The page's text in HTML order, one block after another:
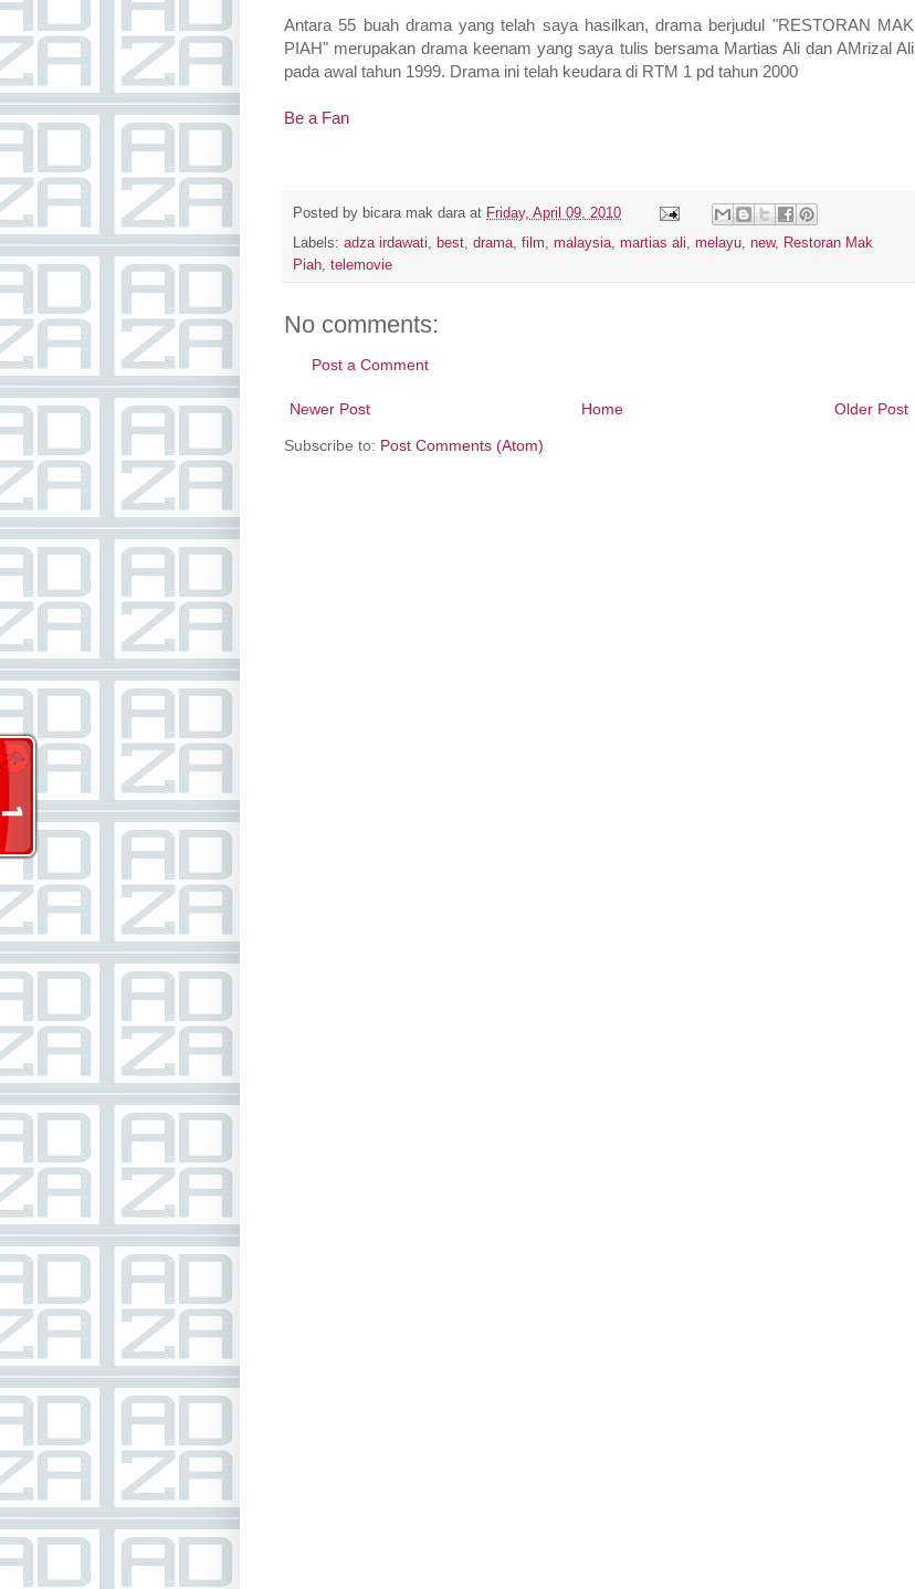
Antara 55 buah drama yang telah saya hasilkan, drama berjudul "RESTORAN MAK
PIAH" merupakan drama keenam yang saya tulis bersama Martias Ali dan AMrizal Ali
pada awal tahun 1999. Drama ini telah keudara di RTM 1 pd tahun 2000
Be a Fan
Posted by bicara mak dara at Friday, April 09, 2010
Labels: adza irdawati best drama film malaysia martias ali melayu new, Restoran Mak
Piah telemovie
No comments:
Post a Comment
Newer Post Older Post
Home
Subscribe to: Post Comments (Atom)